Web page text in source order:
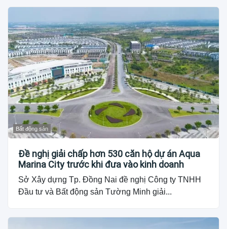
Bất động sản
Đề nghị giải chấp hơn 530 căn hộ dự án Aqua
Marina City trước khi đưa vào kinh doanh
Sở Xây dựng Tp. Đồng Nai đề nghị Công ty TNHH
Đầu tư và Bất động sản Tường Minh giải...